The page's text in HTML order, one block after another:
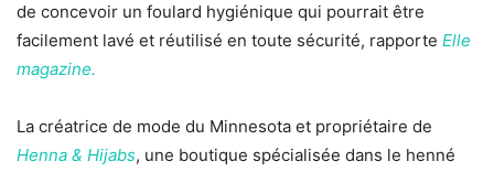
de concevoir un foulard hygiénique qui pourrait être
facilement lavé et réutilisé en toute sécurité, rapporte Elle
magazine.
La créatrice de mode du Minnesota et propriétaire de
Henna & Hijabs, une boutique spécialisée dans le henné